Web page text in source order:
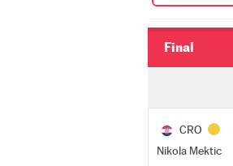
Final
CRO
Nikola Mektic